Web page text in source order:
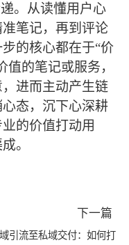
。从读懂用户心
笔记，再到评论
的核心都在于“价
的笔记或服务，
进而主动产生链
态，沉下心深耕
的价值打动用
。
下一篇
引流至私域交付：如何打